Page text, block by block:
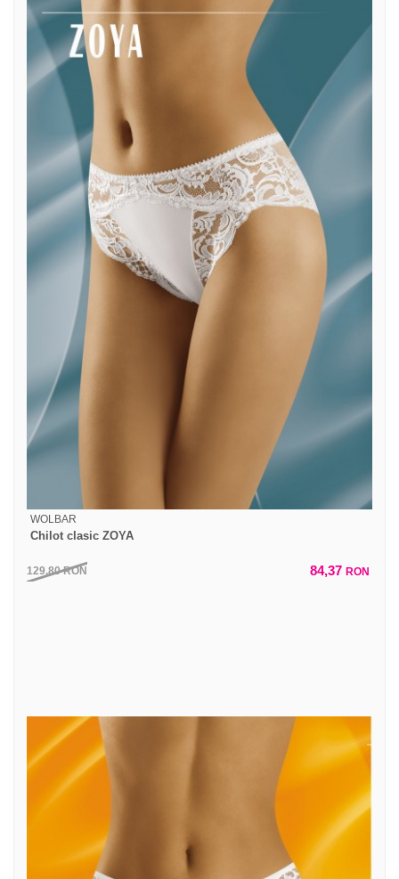
WOLBAR
Chilot clasic ZOYA
129,80RON 84,37 RON